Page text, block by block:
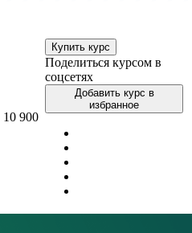
10 900
Купить курс
Поделиться курсом в
соцсетях
Добавить курс в
избранное